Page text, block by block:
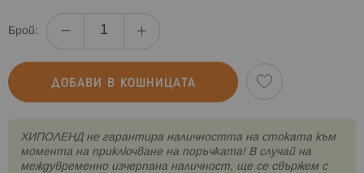
Брой:
ДОБАВИ В КОШНИЦАТА
XИПОЛЕНД не гарантира наличността на стоката към
момента на приключване на поръчката! В случай на
междувременно изчерпана наличност, ще се свържем с